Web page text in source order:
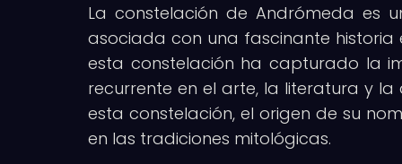
La constelación de Andrómeda es
asociada con una fascinante
esta constelación ha capturado la
recurrente en el arte, la literatura y
esta constelación, el origen de su
en las tradiciones mitológicas.